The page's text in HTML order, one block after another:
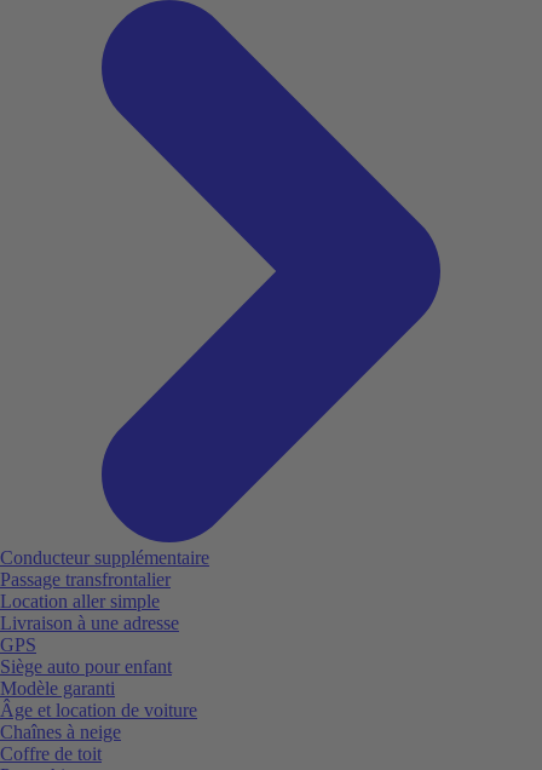
Conducteur supplémentaire
Passage transfrontalier
Location aller simple
Livraison à une adresse
GPS
Siège auto pour enfant
Modèle garanti
Âge et location de voiture
Chaînes à neige
Coffre de toit